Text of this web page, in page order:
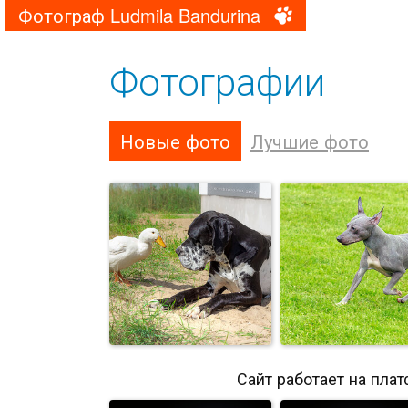
Фотограф Ludmila Bandurina
Фотографии
Новые фото Лучшие фото
Сайт работает на